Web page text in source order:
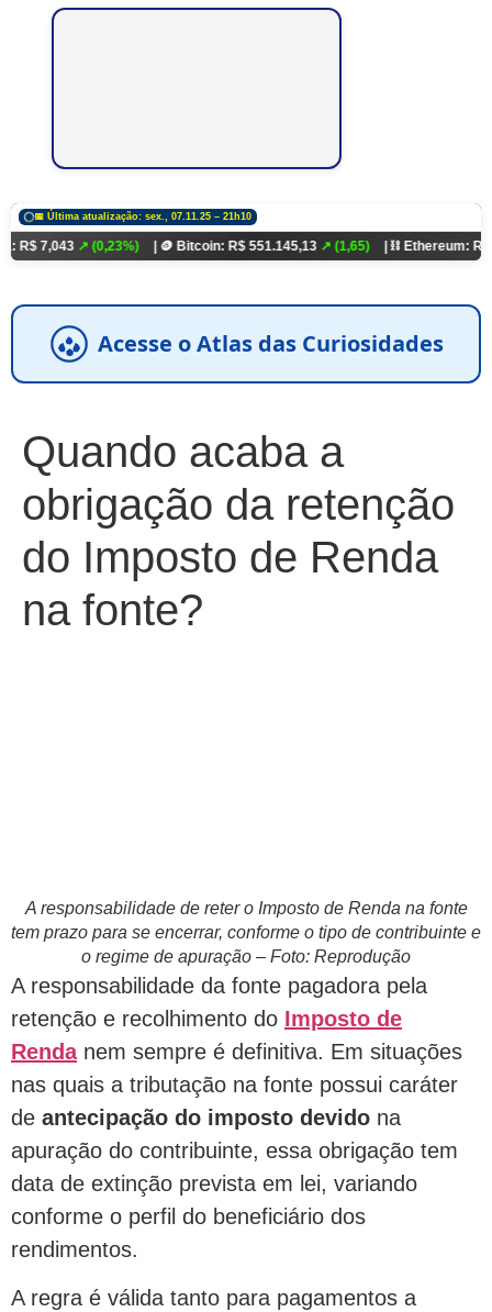
📅 Última atualização: sex., 07.11.25 – 21h10
↗ (0,23%) | 🪙 Bitcoin: R$ 551.145,13↗ (1,65) | ⛓️ Ethereum: R$ 18.321,93
Acesse o Atlas das Curiosidades
Quando acaba a
obrigação da retenção
do Imposto de Renda
na fonte?
A responsabilidade de reter o Imposto de Renda na fonte
tem prazo para se encerrar, conforme o tipo de contribuinte e
o regime de apuração – Foto: Reprodução
A responsabilidade da fonte pagadora pela
retenção e recolhimento do Imposto de
Rendanem sempre é definitiva. Em situações
nas quais a tributação na fonte possui caráter
de antecipação do imposto devido na
apuração do contribuinte, essa obrigação tem
data de extinção prevista em lei, variando
conforme o perfil do beneficiário dos
rendimentos.
A regra é válida tanto para pagamentos a